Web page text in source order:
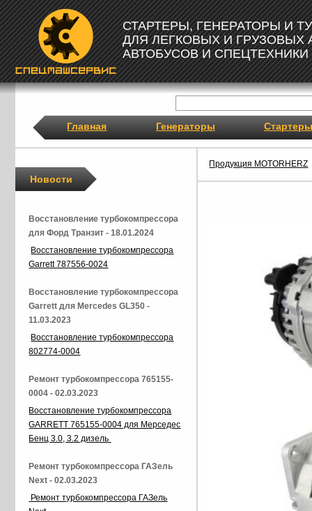
СТАРТЕРЫ, ГЕНЕРАТОРЫ И
ДЛЯ ЛЕГКОВЫХ И ГРУЗОВЫХ
АВТОБУСОВ И СПЕЦТЕХНИКИ
Главная Генераторы Стартеры
Продукция MOTORHERZ
Новости
Восстановление турбокомпрессора
для Форд Транзит - 18.01.2024
Восстановление турбокомпрессора
Garrett 787556-0024
Восстановление турбокомпрессора
Garrett для Mercedes GL350 -
11.03.2023
Восстановление турбокомпрессора
802774-0004
Ремонт турбокомпрессора 765155-
0004 - 02.03.2023
Восстановление турбокомпрессора
GARRETT 765155-0004 для Мерседес
Бенц 3.0, 3.2 дизель
Ремонт турбокомпрессора ГАЗель
Next - 02.03.2023
Ремонт турбокомпрессора ГАЗель